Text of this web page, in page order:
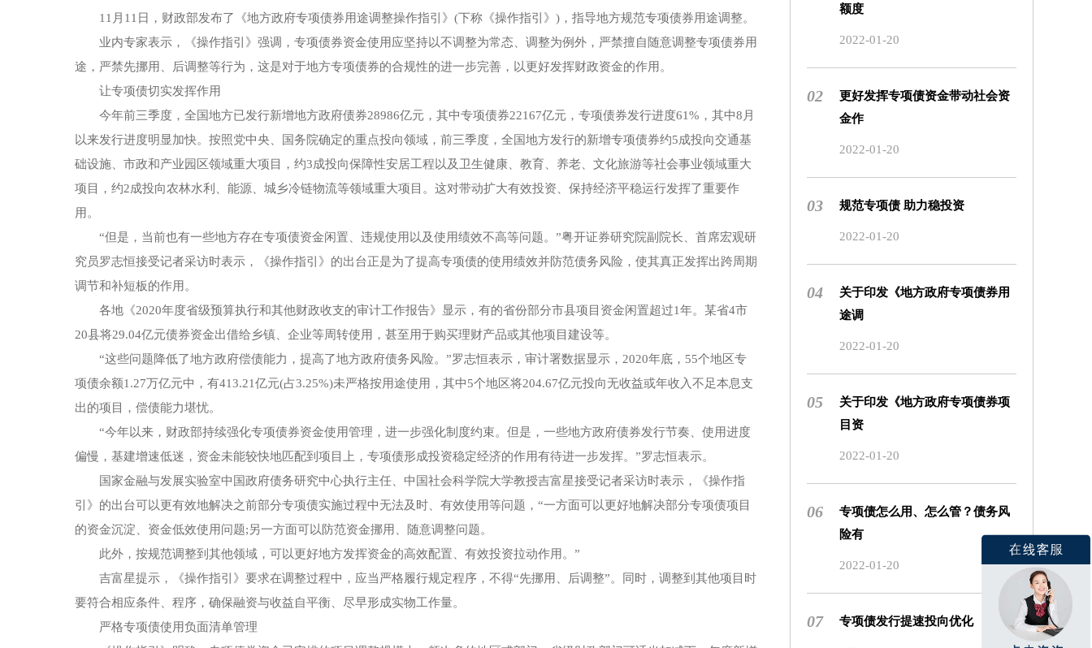
11月11日，财政部发布了《地方政府专项债券用途调整操作指引》(下称《操作指引》)，指导地方规范专项债券用途调整。
业内专家表示，《操作指引》强调，专项债券资金使用应坚持以不调整为常态、调整为例外，严禁擅自随意调整专项债券用
途，严禁先挪用、后调整等行为，这是对于地方专项债券的合规性的进一步完善，以更好发挥财政资金的作用。
让专项债切实发挥作用
今年前三季度，全国地方已发行新增地方政府债券28986亿元，其中专项债券22167亿元，专项债券发行进度61%，其中8月
以来发行进度明显加快。按照党中央、国务院确定的重点投向领域，前三季度，全国地方发行的新增专项债券约5成投向交通基
础设施、市政和产业园区领域重大项目，约3成投向保障性安居工程以及卫生健康、教育、养老、文化旅游等社会事业领域重大
项目，约2成投向农林水利、能源、城乡冷链物流等领域重大项目。这对带动扩大有效投资、保持经济平稳运行发挥了重要作
用。
“但是，当前也有一些地方存在专项债资金闲置、违规使用以及使用绩效不高等问题。”粤开证券研究院副院长、首席宏观研
究员罗志恒接受记者采访时表示，《操作指引》的出台正是为了提高专项债的使用绩效并防范债务风险，使其真正发挥出跨周期
调节和补短板的作用。
各地《2020年度省级预算执行和其他财政收支的审计工作报告》显示，有的省份部分市县项目资金闲置超过1年。某省4市
20县将29.04亿元债券资金出借给乡镇、企业等周转使用，甚至用于购买理财产品或其他项目建设等。
“这些问题降低了地方政府偿债能力，提高了地方政府债务风险。”罗志恒表示，审计署数据显示，2020年底，55个地区专
项债余额1.27万亿元中，有413.21亿元(占3.25%)未严格按用途使用，其中5个地区将204.67亿元投向无收益或年收入不足本息支
出的项目，偿债能力堪忧。
“今年以来，财政部持续强化专项债券资金使用管理，进一步强化制度约束。但是，一些地方政府债券发行节奏、使用进度
偏慢，基建增速低迷，资金未能较快地匹配到项目上，专项债形成投资稳定经济的作用有待进一步发挥。”罗志恒表示。
国家金融与发展实验室中国政府债务研究中心执行主任、中国社会科学院大学教授吉富星接受记者采访时表示，《操作指
引》的出台可以更有效地解决之前部分专项债实施过程中无法及时、有效使用等问题，“一方面可以更好地解决部分专项债项目
的资金沉淀、资金低效使用问题;另一方面可以防范资金挪用、随意调整问题。
此外，按规范调整到其他领域，可以更好地方发挥资金的高效配置、有效投资拉动作用。”
吉富星提示，《操作指引》要求在调整过程中，应当严格履行规定程序，不得“先挪用、后调整”。同时，调整到其他项目时
要符合相应条件、程序，确保融资与收益自平衡、尽早形成实物工作量。
严格专项债使用负面清单管理
额度
2022-01-20
02
更好发挥专项债资金带动社会资
金作
2022-01-20
03 规范专项债 助力稳投资
2022-01-20
04
关于印发《地方政府专项债券用
途调
2022-01-20
05
关于印发《地方政府专项债券项
目资
2022-01-20
06
专项债怎么用、怎么管？债务风
险有
2022-01-20
07 专项债发行提速投向优化